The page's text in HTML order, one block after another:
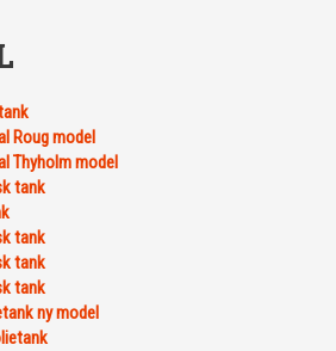
Roug model
Thyholm model
tank
tank
tank
tank
ny model